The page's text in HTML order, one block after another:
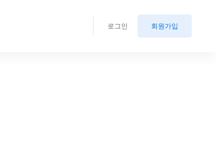
로그인 회원가입